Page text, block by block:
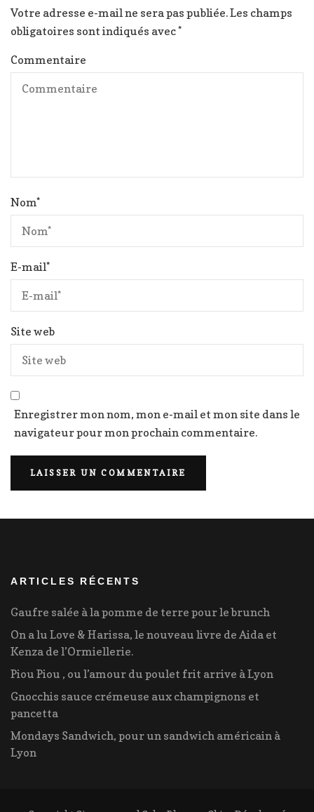
Votre adresse e-mail ne sera pas publiée.Les champs
obligatoires sont indiqués avec*
Commentaire
Nom*
E-mail*
Site web
Enregistrer mon nom, mon e-mail et mon site dans le
navigateur pour mon prochain commentaire.
ARTICLES RÉCENTS
Gaufre salée à la pomme de terre pour le brunch
On a lu Love & Harissa, le nouveau livre de Aida et
Kenza de l’Ormiellerie.
Piou Piou , ou l’amour du poulet frit arrive à Lyon
Gnocchis sauce crémeuse aux champignons et
pancetta
Mondays Sandwich, pour un sandwich américain à
Lyon